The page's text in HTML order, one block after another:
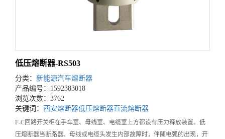
低压熔断器-RS503
分类： 新能源汽车熔断器
产品编号：1592383018
浏览次数：3762
关键词： 西安熔断器低压熔断器直流熔断器
F-C回路开关柜在手车室、母线室、电缆室上方都设有压力释放装置。低
压熔断器当断路器、母线或电缆头发生内部故障时，伴随电弧的出现，开